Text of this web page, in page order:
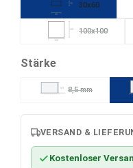
30 30x60
100x100
(Diese Option
Stärkeauswählen
8,5 8,5 mm
(Diese Option ist
VERSAND &
Kostenloser